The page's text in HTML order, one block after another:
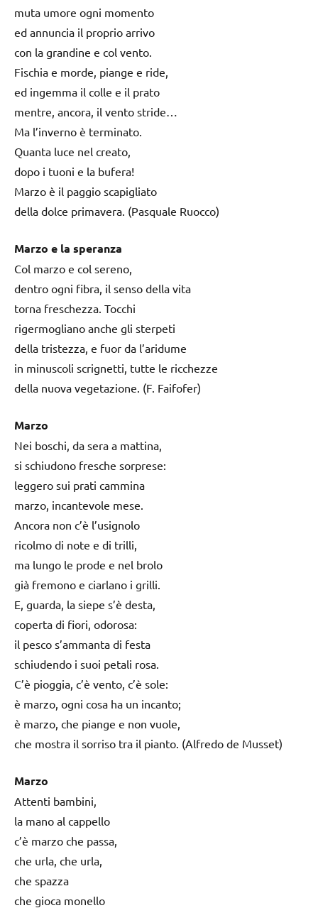
muta umore ogni momento
ed annuncia il proprio arrivo
con la grandine e col vento.
Fischia e morde, piange e ride,
ed ingemma il colle e il prato
mentre, ancora, il vento stride…
Ma l’inverno è terminato.
Quanta luce nel creato,
dopo i tuoni e la bufera!
Marzo è il paggio scapigliato
della dolce primavera. (Pasquale Ruocco)
Marzo e la speranza
Col marzo e col sereno,
dentro ogni fibra, il senso della vita
torna freschezza. Tocchi
rigermogliano anche gli sterpeti
della tristezza, e fuor da l’aridume
in minuscoli scrignetti, tutte le ricchezze
della nuova vegetazione. (F. Faifofer)
Marzo
Nei boschi, da sera a mattina,
si schiudono fresche sorprese:
leggero sui prati cammina
marzo, incantevole mese.
Ancora non c’è l’usignolo
ricolmo di note e di trilli,
ma lungo le prode e nel brolo
già fremono e ciarlano i grilli.
E, guarda, la siepe s’è desta,
coperta di fiori, odorosa:
il pesco s’ammanta di festa
schiudendo i suoi petali rosa.
C’è pioggia, c’è vento, c’è sole:
è marzo, ogni cosa ha un incanto;
è marzo, che piange e non vuole,
che mostra il sorriso tra il pianto. (Alfredo de Musset)
Marzo
Attenti bambini,
la mano al cappello
c’è marzo che passa,
che urla, che urla,
che spazza
che gioca monello